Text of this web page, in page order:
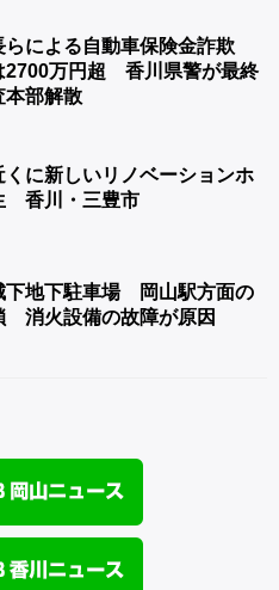
らによる自動車保険金詐欺
2700万円超 香川県警が最終
本部解散
くに新しいリノベーションホ
香川・三豊市
下地下駐車場 岡山駅方面の
消火設備の故障が原因